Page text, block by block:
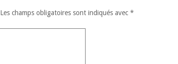
Les champs obligatoires sont indiqués avec *